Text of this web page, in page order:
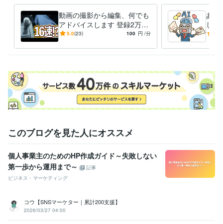
プログラミング言語・フレームワーク
COBOL:10年JavaScript:5年C#:2年Unity:2年
ビジネス・クリエイティブツール
ChatGPT:2年Adobe Premiere Pro:7年
Bubble:0年
Google スプレッドシート:3年
得意分野
動画編集・映像制作 動画編集
YouTube
学歴
語学力
中国語 日常会話レベル
動画の撮影から編集、何でも
アドバイスします 登録2万越
えTiktoker、Youtuberの必勝
5.0(23) 100 円 /分
あな
し
ウハ
このブログを見た人にオススメ
個人事業主のためのHP作成ガイド～失敗しない
第一歩から運用まで～
記事
ビジネス・マーケティング
コウ【SNSマーケター｜累計200支援】
2026/03/27 04:00